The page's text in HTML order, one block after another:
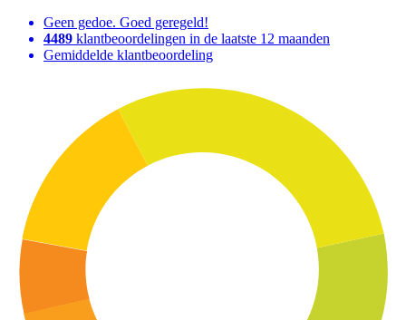
Geen gedoe. Goed geregeld!
4489 klantbeoordelingen in de laatste 12 maanden
Gemiddelde klantbeoordeling